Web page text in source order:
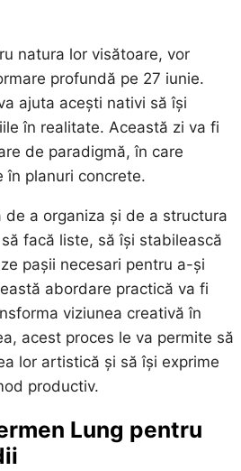
natura lor visătoare, vor
profundă pe 27 iunie.
ajuta acești nativi să își
în realitate. Această zi va fi
de paradigmă, în care
în planuri concrete.
de a organiza și de a structura
facă liste, să își stabilească
pașii necesari pentru a-și
abordare practică va fi
viziunea creativă în
acest proces le va permite să
lor artistică și să își exprime
productiv.
Lung pentru